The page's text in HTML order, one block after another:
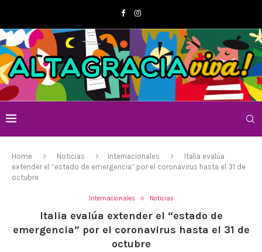
Home Noticias Internacionales
Italia evalúa
extender el “estado de emergencia” por el coronavirus hasta el 31 de
octubre
Internacionales Noticias
Italia evalúa extender el “estado de
emergencia” por el coronavirus hasta el 31 de
octubre